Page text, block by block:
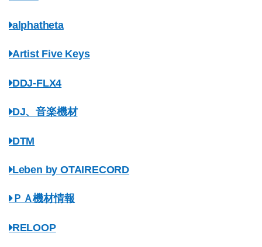
alphatheta
Artist Five Keys
DDJ-FLX4
DJ、音楽機材
DTM
Leben by OTAIRECORD
ＰＡ機材情報
RELOOP